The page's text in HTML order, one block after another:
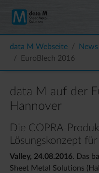
data M Webseite
News
EuroBlech 2016
data M auf der
Hannover
Die COPRA-
Lösungskonzept
Valley, 24.08.2016. Das
Sheet Metal Solutions